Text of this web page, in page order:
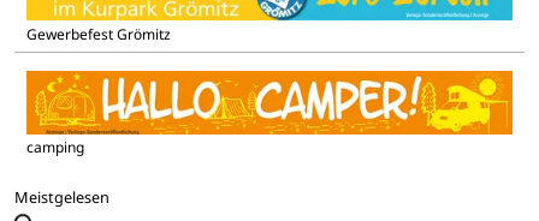
Gewerbefest Grömitz
camping
Meistgelesen